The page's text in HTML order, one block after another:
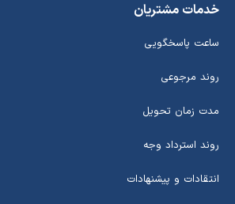
خدمات مشتریان
ساعت پاسخگویی
روند مرجوعی
مدت زمان تحویل
روند استرداد وجه
انتقادات و پیشنهادات